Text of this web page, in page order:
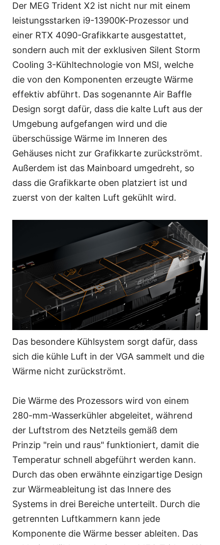
Der MEG Trident X2 ist nicht nur mit einem
leistungsstarken i9-13900K-Prozessor und
einer RTX 4090-Grafikkarte ausgestattet,
sondern auch mit der exklusiven Silent Storm
Cooling 3-Kühltechnologie von MSI, welche
die von den Komponenten erzeugte Wärme
effektiv abführt. Das sogenannte Air Baffle
Design sorgt dafür, dass die kalte Luft aus der
Umgebung aufgefangen wird und die
überschüssige Wärme im Inneren des
Gehäuses nicht zur Grafikkarte zurückströmt.
Außerdem ist das Mainboard umgedreht, so
dass die Grafikkarte oben platziert ist und
zuerst von der kalten Luft gekühlt wird.
Das besondere Kühlsystem sorgt dafür, dass
sich die kühle Luft in der VGA sammelt und die
Wärme nicht zurückströmt.
Die Wärme des Prozessors wird von einem
280-mm-Wasserkühler abgeleitet, während
der Luftstrom des Netzteils gemäß dem
Prinzip "rein und raus" funktioniert, damit die
Temperatur schnell abgeführt werden kann.
Durch das oben erwähnte einzigartige Design
zur Wärmeableitung ist das Innere des
Systems in drei Bereiche unterteilt. Durch die
getrennten Luftkammern kann jede
Komponente die Wärme besser ableiten. Das